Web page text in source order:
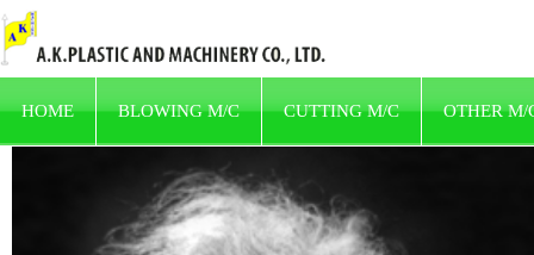
HOME BLOWING M/C CUTTING M/C OTHER M/